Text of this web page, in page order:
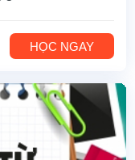
HỌC NGAY